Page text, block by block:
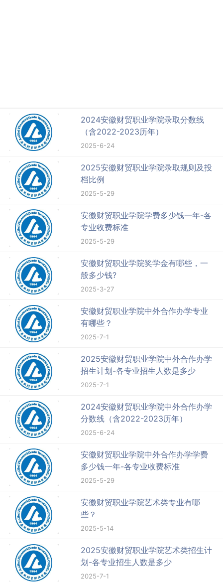
2024安徽财贸职业学院录取分数线
（含2022-2023历年）
2025-6-24
2025安徽财贸职业学院录取规则及投
档比例
2025-5-29
安徽财贸职业学院学费多少钱一年-各
专业收费标准
2025-5-29
安徽财贸职业学院奖学金有哪些，一
般多少钱?
2025-3-27
安徽财贸职业学院中外合作办学专业
有哪些？
2025-7-1
2025安徽财贸职业学院中外合作办学
招生计划-各专业招生人数是多少
2025-7-1
2024安徽财贸职业学院中外合作办学
分数线（含2022-2023历年）
2025-6-24
安徽财贸职业学院中外合作办学学费
多少钱一年-各专业收费标准
2025-5-29
安徽财贸职业学院艺术类专业有哪
些？
2025-5-14
2025安徽财贸职业学院艺术类招生计
划-各专业招生人数是多少
2025-7-1